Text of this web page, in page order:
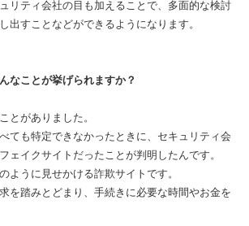
リティ会社の目も加えることで、多面的な検討
出すことなどができるようになります。
なことが挙げられますか？
とがありました。
ても特定できなかったときに、セキュリティ会
ェイクサイトだったことが判明したんです。
ように見せかける詐欺サイトです。
を踏みとどまり、手続きに必要な時間やお金を